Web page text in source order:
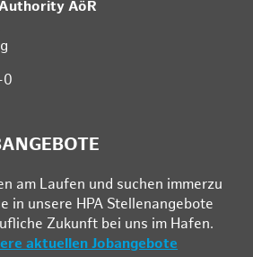
AöR
0
am Lau­fen und su­chen im­mer­zu
in un­se­re HPA Stel­len­an­ge­bo­te
Zu­kunft bei uns im Ha­fen.
aktuellen Jobangebote